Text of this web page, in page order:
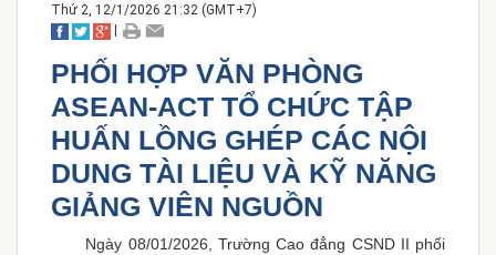
Thứ 2, 12/1/2026 21:32 (GMT+7)
PHỐI HỢP VĂN PHÒNG
ASEAN-ACT TỔ CHỨC TẬP
HUẤN LỒNG GHÉP CÁC NỘI
DUNG TÀI LIỆU VÀ KỸ NĂNG
GIẢNG VIÊN NGUỒN
Ngày 08/01/2026, Trường Cao đẳng CSND II phối